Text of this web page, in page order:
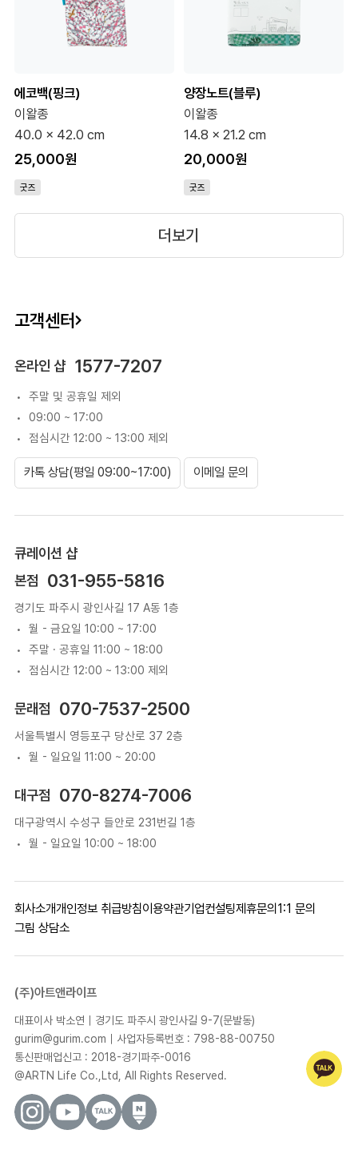
에코백(핑크)
이왈종
40.0 x 42.0 cm
25,000원
굿즈
양장노트(블루)
이왈종
14.8 x 21.2 cm
20,000원
굿즈
더보기
고객센터
온라인 샵 1577-7207
주말 및 공휴일 제외
09:00 ~ 17:00
점심시간 12:00 ~ 13:00 제외
카톡 상담(평일 09:00~17:00) 이메일 문의
큐레이션 샵
본점
031-955-5816
경기도 파주시 광인사길 17 A동 1층
월 - 금요일 10:00 ~ 17:00
주말 · 공휴일 11:00 ~ 18:00
점심시간 12:00 ~ 13:00 제외
문래점 070-7537-2500
서울특별시 영등포구 당산로 37 2층
월 - 일요일 11:00 ~ 20:00
대구점 070-8274-7006
대구광역시 수성구 들안로 231번길 1층
월 - 일요일 10:00 ~ 18:00
회사소개개인정보 취급방침이용약관기업컨설팅제휴문의1:1 문의
그림 상담소
(주)아트앤라이프
대표이사 박소연｜경기도 파주시 광인사길 9-7(문발동)
gurim@gurim.com｜사업자등록번호 : 798-88-00750
통신판매업신고 : 2018-경기파주-0016
@ARTN Life Co.,Ltd, All Rights Reserved.